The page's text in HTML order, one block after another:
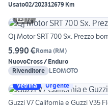
Usato02/202312679 Km
12
Qj Motor SRT 700 Sx. Prezzo
5.990 €Roma (RM)
NuovoCross / Enduro
Rivenditore LEOMOTO
Vetrina
Urgente
Guzzi V7 California e Guzzi V35